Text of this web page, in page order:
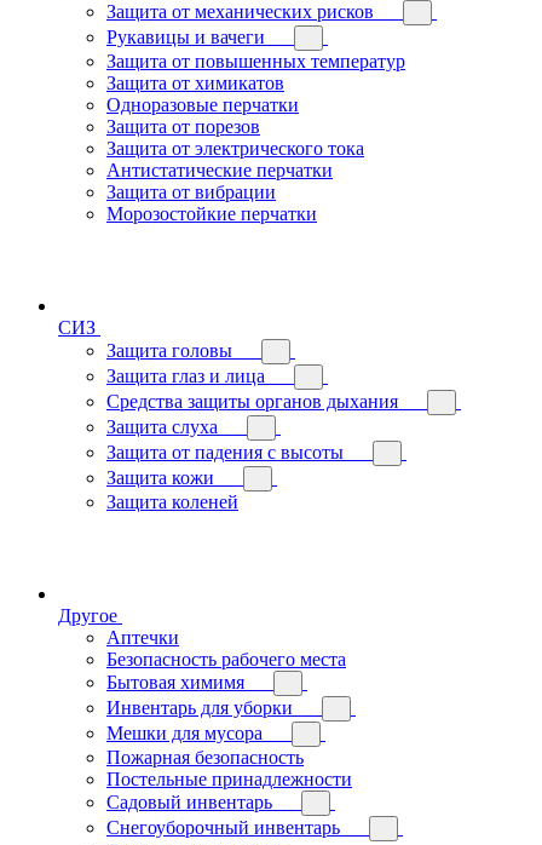
Защита от механических рисков
Рукавицы и вачеги
Защита от повышенных температур
Защита от химикатов
Одноразовые перчатки
Защита от порезов
Защита от электрического тока
Антистатические перчатки
Защита от вибрации
Морозостойкие перчатки
СИЗ
Защита головы
Защита глаз и лица
Средства защиты органов дыхания
Защита слуха
Защита от падения с высоты
Защита кожи
Защита коленей
Другое
Аптечки
Безопасность рабочего места
Бытовая химимя
Инвентарь для уборки
Мешки для мусора
Пожарная безопасность
Постельные принадлежности
Садовый инвентарь
Снегоуборочный инвентарь